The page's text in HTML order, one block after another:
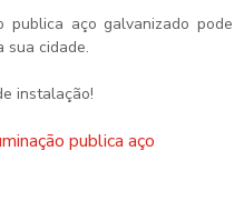
publica aço galvanizado pode
sua cidade.
instalação!
publica aço